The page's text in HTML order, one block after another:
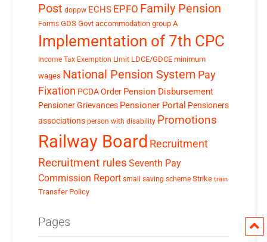
Post doppw ECHS EPFO Family Pension
Forms GDS Govt accommodation group A
Implementation of 7th CPC
Income Tax Exemption Limit LDCE/GDCE minimum
wages National Pension System Pay
Fixation PCDA Order Pension Disbursement
Pensioner Grievances Pensioner Portal Pensioners
associations person with disability Promotions
Railway Board Recruitment
Recruitment rules Seventh Pay
Commission Report small saving scheme Strike train
Transfer Policy
Pages